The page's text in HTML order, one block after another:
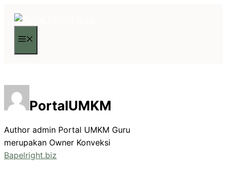
PortalUMKM
Author admin Portal UMKM Guru
merupakan Owner Konveksi
Bapelright.biz